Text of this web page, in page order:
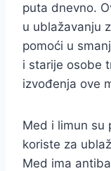
puta dnevno.
u ublažavanju
pomoći u
i starije osobe
izvođenja ove
Med i limun su
koriste za
Med ima